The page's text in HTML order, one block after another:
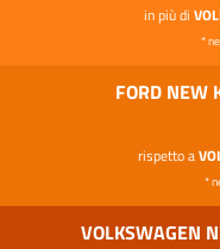
in più di
*
FORD NEW
rispetto a
*
VOLKSWAGEN